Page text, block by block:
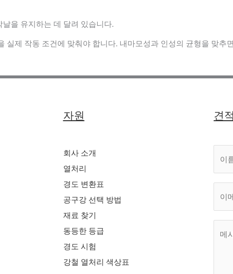
을 유지하는 데 달려 있습니다.
제 작동 조건에 맞춰야 합니다. 내마모성과 인성의 균형을 맞추
자원
회사 소개
열처리
경도 변환표
공구강 선택 방법
재료 찾기
동등한 등급
경도 시험
강철 열처리 색상표
견